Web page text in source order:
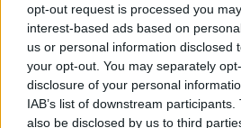
opt-out request is processed you
interest-based ads based on
us or personal information disclosed
your opt-out. You may separately
disclosure of your personal
IAB’s list of downstream
also be disclosed by us to third